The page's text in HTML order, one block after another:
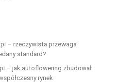
– rzeczywista przewaga
standard?
– jak autoflowering zbudował
rynek